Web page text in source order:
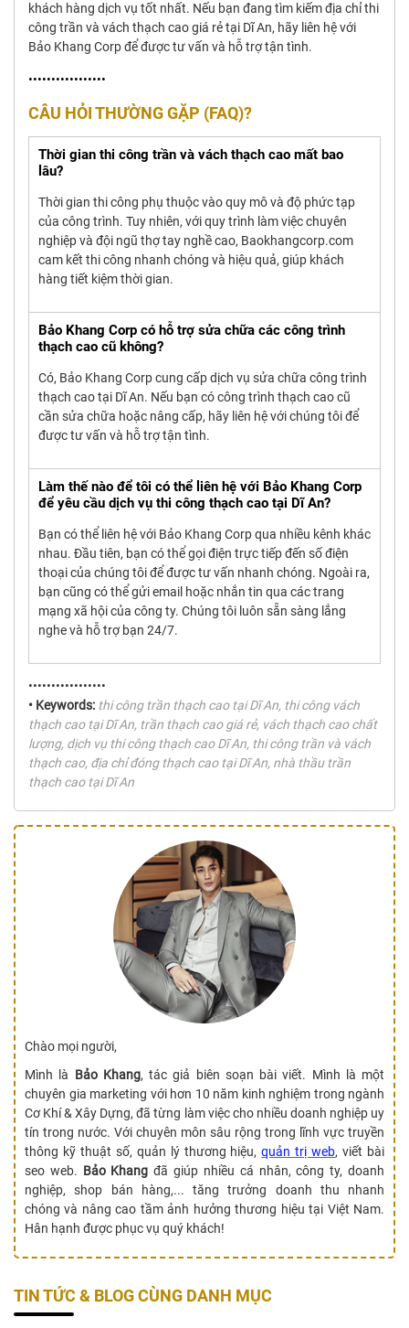
khách hàng dịch vụ tốt nhất. Nếu bạn đang tìm kiếm địa chỉ thi
công trần và vách thạch cao giá rẻ tại Dĩ An, hãy liên hệ với
Bảo Khang Corp để được tư vấn và hỗ trợ tận tình.
•••••••••••••••••
CÂU HỎI THƯỜNG GẶP (FAQ)?
Thời gian thi công trần và vách thạch cao mất bao
lâu?
Thời gian thi công phụ thuộc vào quy mô và độ phức tạp
của công trình. Tuy nhiên, với quy trình làm việc chuyên
nghiệp và đội ngũ thợ tay nghề cao, Baokhangcorp.com
cam kết thi công nhanh chóng và hiệu quả, giúp khách
hàng tiết kiệm thời gian.
Bảo Khang Corp có hỗ trợ sửa chữa các công trình
thạch cao cũ không?
Có, Bảo Khang Corp cung cấp dịch vụ sửa chữa công trình
thạch cao tại Dĩ An. Nếu bạn có công trình thạch cao cũ
cần sửa chữa hoặc nâng cấp, hãy liên hệ với chúng tôi để
được tư vấn và hỗ trợ tận tình.
Làm thế nào để tôi có thể liên hệ với Bảo Khang Corp
để yêu cầu dịch vụ thi công thạch cao tại Dĩ An?
Bạn có thể liên hệ với Bảo Khang Corp qua nhiều kênh khác
nhau. Đầu tiên, bạn có thể gọi điện trực tiếp đến số điện
thoại của chúng tôi để được tư vấn nhanh chóng. Ngoài ra,
bạn cũng có thể gửi email hoặc nhắn tin qua các trang
mạng xã hội của công ty. Chúng tôi luôn sẵn sàng lắng
nghe và hỗ trợ bạn 24/7.
•••••••••••••••••
• Keywords: thi công trần thạch cao tại Dĩ An, thi công vách
thạch cao tại Dĩ An, trần thạch cao giá rẻ, vách thạch cao chất
lượng, dịch vụ thi công thạch cao Dĩ An, thi công trần và vách
thạch cao, địa chỉ đóng thạch cao tại Dĩ An, nhà thầu trần
thạch cao tại Dĩ An
Chào mọi người,
Mình là Bảo Khang, tác giả biên soạn bài viết. Mình là một
chuyên gia marketing với hơn 10 năm kinh nghiệm trong ngành
Cơ Khí & Xây Dựng, đã từng làm việc cho nhiều doanh nghiệp uy
tín trong nước. Với chuyên môn sâu rộng trong lĩnh vực truyền
thông kỹ thuật số, quản lý thương hiệu,quản trị web, viết bài
seo web. Bảo Khang đã giúp nhiều cá nhân, công ty, doanh
nghiệp, shop bán hàng,... tăng trưởng doanh thu nhanh
chóng và nâng cao tầm ảnh hưởng thương hiệu tại Việt Nam.
Hân hạnh được phục vụ quý khách!
TIN TỨC & BLOG CÙNG DANH MỤC